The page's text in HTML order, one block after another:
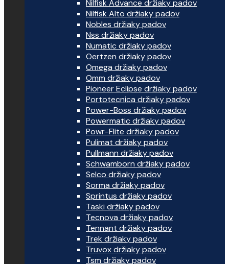
Nilfisk Advance držiaky padov
Nilfisk Alto držiaky padov
Nobles držiaky padov
Nss držiaky padov
Numatic držiaky padov
Oertzen držiaky padov
Omega držiaky padov
Omm držiaky padov
Pioneer Eclipse držiaky padov
Portotecnica držiaky padov
Power-Boss držiaky padov
Powermatic držiaky padov
Powr-Flite držiaky padov
Pulimat držiaky padov
Pullmann držiaky padov
Schwamborn držiaky padov
Selco držiaky padov
Sorma držiaky padov
Sprintus držiaky padov
Taski držiaky padov
Tecnova držiaky padov
Tennant držiaky padov
Trek držiaky padov
Truvox držiaky padov
Tsm držiaky padov